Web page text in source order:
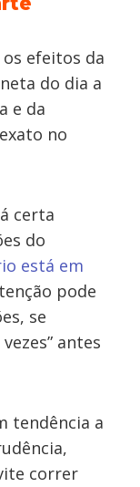
efeitos da
do dia a
e da
no
certa
do
está em
pode
se
antes
tendência a
correr